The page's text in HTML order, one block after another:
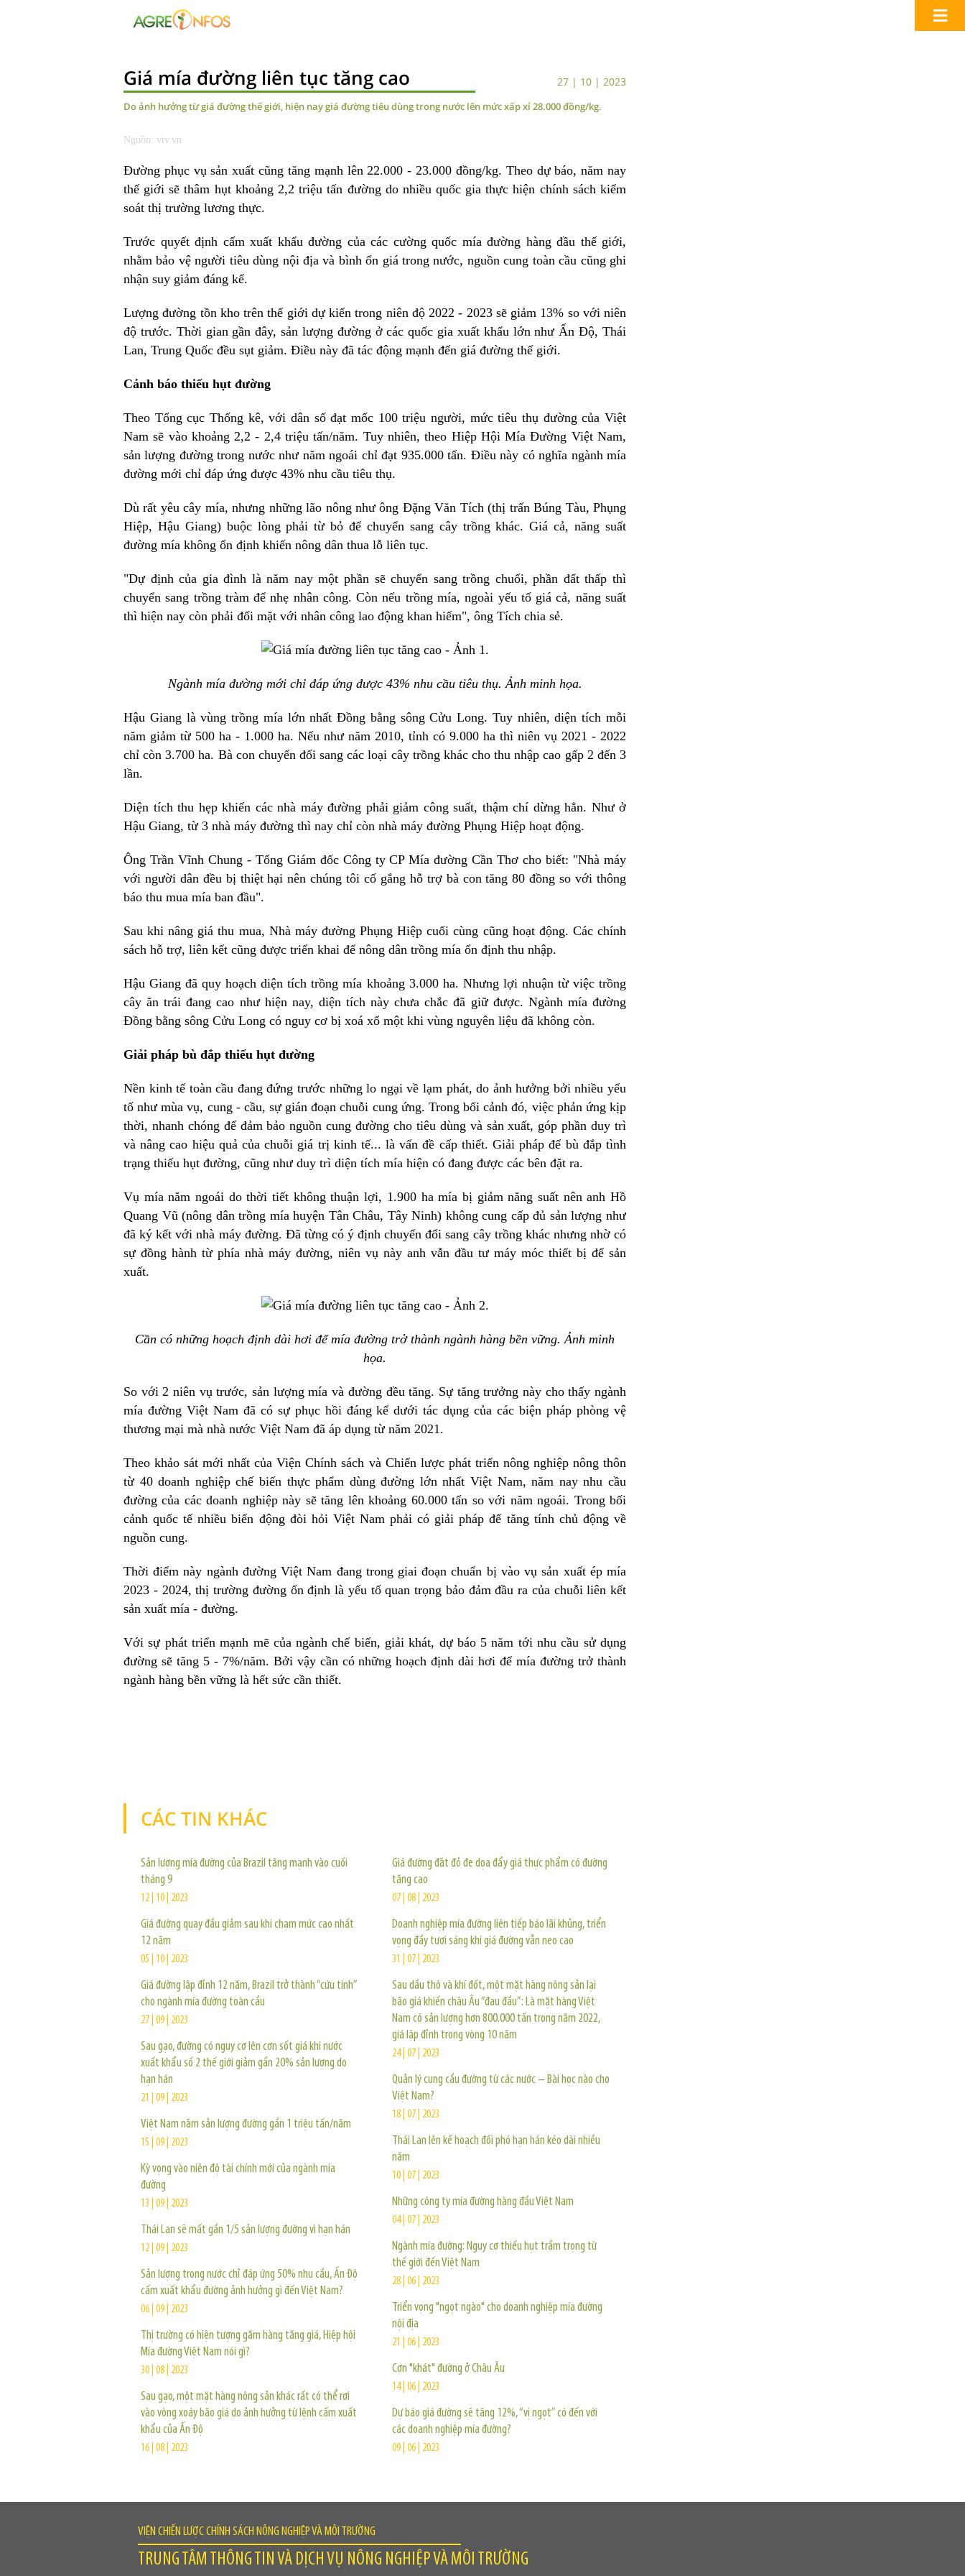
Giá mía đường liên tục tăng cao 27 | 10 | 2023
Do ảnh hưởng từ giá đường thế giới, hiện nay giá đường tiêu dùng trong nước lên mức xấp xỉ 28.000 đồng/kg.
Nguồn: vtv.vn
Đường phục vụ sản xuất cũng tăng mạnh lên 22.000 - 23.000 đồng/kg. Theo dự báo, năm nay
thế giới sẽ thâm hụt khoảng 2,2 triệu tấn đường do nhiều quốc gia thực hiện chính sách kiểm
soát thị trường lương thực.
Trước quyết định cấm xuất khẩu đường của các cường quốc mía đường hàng đầu thế giới,
nhằm bảo vệ người tiêu dùng nội địa và bình ổn giá trong nước, nguồn cung toàn cầu cũng ghi
nhận suy giảm đáng kể.
Lượng đường tồn kho trên thế giới dự kiến trong niên độ 2022 - 2023 sẽ giảm 13% so với niên
độ trước. Thời gian gần đây, sản lượng đường ở các quốc gia xuất khẩu lớn như Ấn Độ, Thái
Lan, Trung Quốc đều sụt giảm. Điều này đã tác động mạnh đến giá đường thế giới.
Cảnh báo thiếu hụt đường
Theo Tổng cục Thống kê, với dân số đạt mốc 100 triệu người, mức tiêu thụ đường của Việt
Nam sẽ vào khoảng 2,2 - 2,4 triệu tấn/năm. Tuy nhiên, theo Hiệp Hội Mía Đường Việt Nam,
sản lượng đường trong nước như năm ngoái chỉ đạt 935.000 tấn. Điều này có nghĩa ngành mía
đường mới chỉ đáp ứng được 43% nhu cầu tiêu thụ.
Dù rất yêu cây mía, nhưng những lão nông như ông Đặng Văn Tích (thị trấn Búng Tàu, Phụng
Hiệp, Hậu Giang) buộc lòng phải từ bỏ để chuyển sang cây trồng khác. Giá cả, năng suất
đường mía không ổn định khiến nông dân thua lỗ liên tục.
"Dự định của gia đình là năm nay một phần sẽ chuyển sang trồng chuối, phần đất thấp thì
chuyển sang trồng tràm để nhẹ nhân công. Còn nếu trồng mía, ngoài yếu tố giá cả, năng suất
thì hiện nay còn phải đối mặt với nhân công lao động khan hiếm", ông Tích chia sẻ.
Ngành mía đường mới chỉ đáp ứng được 43% nhu cầu tiêu thụ. Ảnh minh họa.
Hậu Giang là vùng trồng mía lớn nhất Đồng bằng sông Cửu Long. Tuy nhiên, diện tích mỗi
năm giảm từ 500 ha - 1.000 ha. Nếu như năm 2010, tỉnh có 9.000 ha thì niên vụ 2021 - 2022
chỉ còn 3.700 ha. Bà con chuyển đổi sang các loại cây trồng khác cho thu nhập cao gấp 2 đến 3
lần.
Diện tích thu hẹp khiến các nhà máy đường phải giảm công suất, thậm chí dừng hẳn. Như ở
Hậu Giang, từ 3 nhà máy đường thì nay chỉ còn nhà máy đường Phụng Hiệp hoạt động.
Ông Trần Vĩnh Chung - Tổng Giám đốc Công ty CP Mía đường Cần Thơ cho biết: "Nhà máy
với người dân đều bị thiệt hại nên chúng tôi cố gắng hỗ trợ bà con tăng 80 đồng so với thông
báo thu mua mía ban đầu".
Sau khi nâng giá thu mua, Nhà máy đường Phụng Hiệp cuối cùng cũng hoạt động. Các chính
sách hỗ trợ, liên kết cũng được triển khai để nông dân trồng mía ổn định thu nhập.
Hậu Giang đã quy hoạch diện tích trồng mía khoảng 3.000 ha. Nhưng lợi nhuận từ việc trồng
cây ăn trái đang cao như hiện nay, diện tích này chưa chắc đã giữ được. Ngành mía đường
Đồng bằng sông Cửu Long có nguy cơ bị xoá xổ một khi vùng nguyên liệu đã không còn.
Giải pháp bù đắp thiếu hụt đường
Nền kinh tế toàn cầu đang đứng trước những lo ngại về lạm phát, do ảnh hưởng bởi nhiều yếu
tố như mùa vụ, cung - cầu, sự gián đoạn chuỗi cung ứng. Trong bối cảnh đó, việc phản ứng kịp
thời, nhanh chóng để đảm bảo nguồn cung đường cho tiêu dùng và sản xuất, góp phần duy trì
và nâng cao hiệu quả của chuỗi giá trị kinh tế... là vấn đề cấp thiết. Giải pháp để bù đắp tình
trạng thiếu hụt đường, cũng như duy trì diện tích mía hiện có đang được các bên đặt ra.
Vụ mía năm ngoái do thời tiết không thuận lợi, 1.900 ha mía bị giảm năng suất nên anh Hồ
Quang Vũ (nông dân trồng mía huyện Tân Châu, Tây Ninh) không cung cấp đủ sản lượng như
đã ký kết với nhà máy đường. Đã từng có ý định chuyển đổi sang cây trồng khác nhưng nhờ có
sự đồng hành từ phía nhà máy đường, niên vụ này anh vẫn đầu tư máy móc thiết bị để sản
xuất.
Cần có những hoạch định dài hơi để mía đường trở thành ngành hàng bền vững. Ảnh minh
họa.
So với 2 niên vụ trước, sản lượng mía và đường đều tăng. Sự tăng trưởng này cho thấy ngành
mía đường Việt Nam đã có sự phục hồi đáng kể dưới tác dụng của các biện pháp phòng vệ
thương mại mà nhà nước Việt Nam đã áp dụng từ năm 2021.
Theo khảo sát mới nhất của Viện Chính sách và Chiến lược phát triển nông nghiệp nông thôn
từ 40 doanh nghiệp chế biến thực phẩm dùng đường lớn nhất Việt Nam, năm nay nhu cầu
đường của các doanh nghiệp này sẽ tăng lên khoảng 60.000 tấn so với năm ngoái. Trong bối
cảnh quốc tế nhiều biến động đòi hỏi Việt Nam phải có giải pháp để tăng tính chủ động về
nguồn cung.
Thời điểm này ngành đường Việt Nam đang trong giai đoạn chuẩn bị vào vụ sản xuất ép mía
2023 - 2024, thị trường đường ổn định là yếu tố quan trọng bảo đảm đầu ra của chuỗi liên kết
sản xuất mía - đường.
Với sự phát triển mạnh mẽ của ngành chế biến, giải khát, dự báo 5 năm tới nhu cầu sử dụng
đường sẽ tăng 5 - 7%/năm. Bởi vậy cần có những hoạch định dài hơi để mía đường trở thành
ngành hàng bền vững là hết sức cần thiết.
CÁC TIN KHÁC
Sản lượng mía đường của Brazil tăng mạnh vào cuối
tháng 9
12 | 10 | 2023
Giá đường quay đầu giảm sau khi chạm mức cao nhất
12 năm
05 | 10 | 2023
Giá đường lập đỉnh 12 năm, Brazil trở thành “cứu tinh”
cho ngành mía đường toàn cầu
27 | 09 | 2023
Sau gạo, đường có nguy cơ lên cơn sốt giá khi nước
xuất khẩu số 2 thế giới giảm gần 20% sản lượng do
hạn hán
21 | 09 | 2023
Việt Nam nắm sản lượng đường gần 1 triệu tấn/năm
15 | 09 | 2023
Kỳ vọng vào niên độ tài chính mới của ngành mía
đường
13 | 09 | 2023
Thái Lan sẽ mất gần 1/5 sản lượng đường vì hạn hán
12 | 09 | 2023
Sản lượng trong nước chỉ đáp ứng 50% nhu cầu, Ấn Độ
cấm xuất khẩu đường ảnh hưởng gì đến Việt Nam?
06 | 09 | 2023
Thị trường có hiện tượng găm hàng tăng giá, Hiệp hội
Mía đường Việt Nam nói gì?
30 | 08 | 2023
Sau gạo, một mặt hàng nông sản khác rất có thể rơi
vào vòng xoáy bão giá do ảnh hưởng từ lệnh cấm xuất
khẩu của Ấn Độ
16 | 08 | 2023
Giá đường đắt đỏ đe dọa đẩy giá thực phẩm có đường
tăng cao
07 | 08 | 2023
Doanh nghiệp mía đường liên tiếp báo lãi khủng, triển
vọng đầy tươi sáng khi giá đường vẫn neo cao
31 | 07 | 2023
Sau dầu thô và khí đốt, một mặt hàng nông sản lại
bão giá khiến châu Âu “đau đầu”: Là mặt hàng Việt
Nam có sản lượng hơn 800.000 tấn trong năm 2022,
giá lập đỉnh trong vòng 10 năm
24 | 07 | 2023
Quản lý cung cầu đường từ các nước – Bài học nào cho
Việt Nam?
18 | 07 | 2023
Thái Lan lên kế hoạch đối phó hạn hán kéo dài nhiều
năm
10 | 07 | 2023
Những công ty mía đường hàng đầu Việt Nam
04 | 07 | 2023
Ngành mía đường: Nguy cơ thiếu hụt trầm trọng từ
thế giới đến Việt Nam
28 | 06 | 2023
Triển vọng "ngọt ngào" cho doanh nghiệp mía đường
nội địa
21 | 06 | 2023
Cơn "khát" đường ở Châu Âu
14 | 06 | 2023
Dự báo giá đường sẽ tăng 12%, “vị ngọt” có đến với
các doanh nghiệp mía đường?
09 | 06 | 2023
VIỆN CHIẾN LƯỢC CHÍNH SÁCH NÔNG NGHIỆP VÀ MÔI TRƯỜNG
TRUNG TÂM THÔNG TIN VÀ DỊCH VỤ NÔNG NGHIỆP VÀ MÔI TRƯỜNG